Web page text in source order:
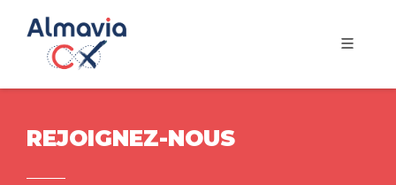
REJOIGNEZ-NOUS